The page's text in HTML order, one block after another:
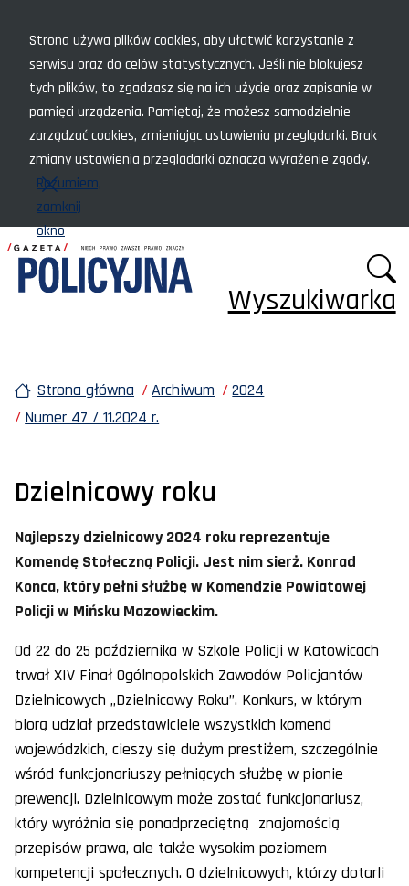
Strona używa plików cookies, aby ułatwić korzystanie z
serwisu oraz do celów statystycznych. Jeśli nie blokujesz
tych plików, to zgadzasz się na ich użycie oraz zapisanie w
pamięci urządzenia. Pamiętaj, że możesz samodzielnie
zarządzać cookies, zmieniając ustawienia przeglądarki. Brak
zmiany ustawienia przeglądarki oznacza wyrażenie zgody.
Rozumiem,
zamknij
okno
Wyszukiwarka
Strona główna Archiwum
2024
Numer 47 / 11.2024 r.
Dzielnicowy roku
Najlepszy dzielnicowy 2024 roku reprezentuje
Komendę Stołeczną Policji. Jest nim sierż. Konrad
Konca, który pełni służbę w Komendzie Powiatowej
Policji w Mińsku Mazowieckim.
Od 22 do 25 października w Szkole Policji w Katowicach
trwał XIV Finał Ogólnopolskich Zawodów Policjantów
Dzielnicowych „Dzielnicowy Roku”. Konkurs, w którym
biorą udział przedstawiciele wszystkich komend
wojewódzkich, cieszy się dużym prestiżem, szczególnie
wśród funkcjonariuszy pełniących służbę w pionie
prewencji. Dzielnicowym może zostać funkcjonariusz,
który wyróżnia się ponadprzeciętną znajomością
przepisów prawa, ale także wysokim poziomem
kompetencji społecznych. O dzielnicowych, którzy dotarli